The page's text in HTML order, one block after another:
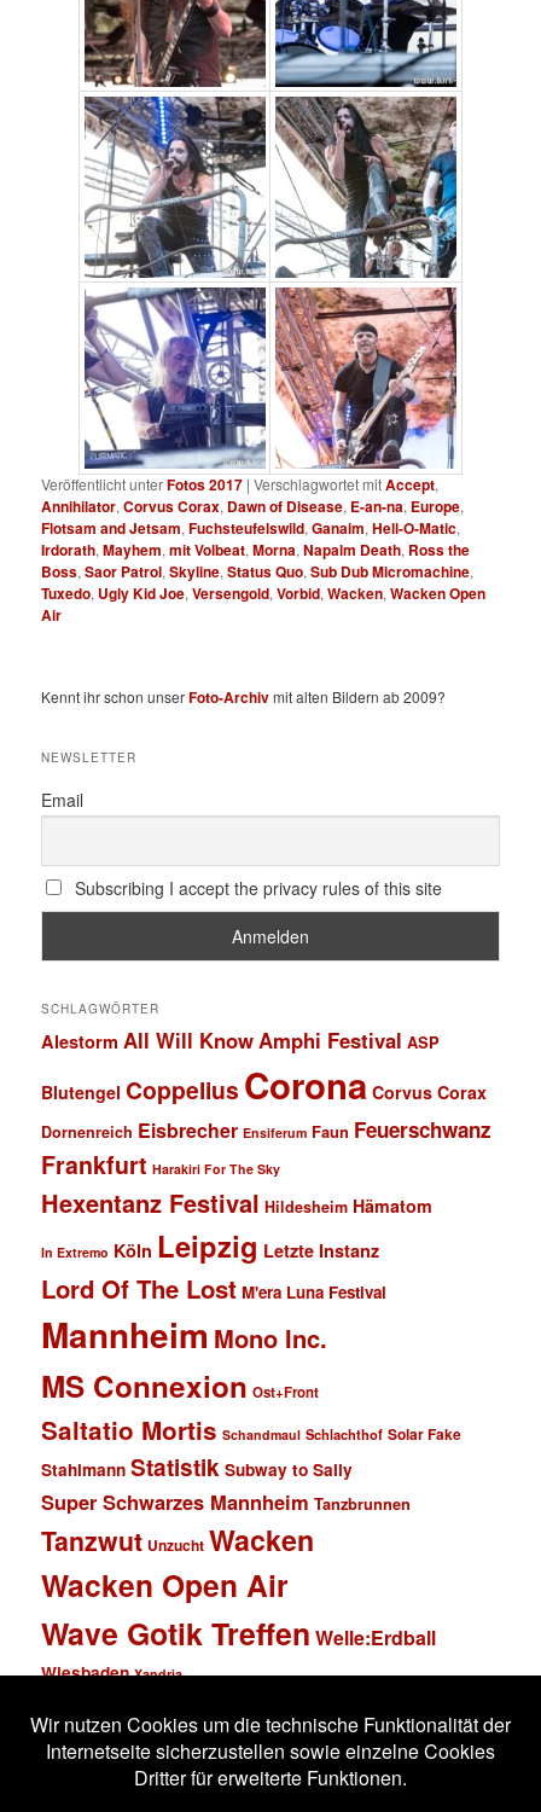
Veröffentlicht unterFotos 2017 |Verschlagwortet mitAccept,
Annihilator,Corvus Corax, Dawn of Disease, E-an-na, Europe,
Flotsam and Jetsam,Fuchsteufelswild,Ganaim,Hell-O-Matic,
Irdorath,Mayhem,mit Volbeat,Morna,Napalm Death, Ross the
Boss,Saor Patrol,Skyline,Status Quo,Sub Dub Micromachine,
Tuxedo, Ugly Kid Joe,Versengold,Vorbid,Wacken,Wacken Open
Air
Kennt ihr schon unserFoto-Archivmit alten Bildern ab 2009?
NEWSLETTER
Email
Subscribing I accept the privacy rules of this site
SCHLAGWÖRTER
Alestorm All Will KnowAmphi Festival ASP
Blutengel Coppelius Corona Corvus Corax
Dornenreich Eisbrecher Ensiferum Faun Feuerschwanz
Frankfurt Harakiri For The Sky
Hexentanz Festival Hildesheim Hämatom
In Extremo Köln Leipzig Letzte Instanz
Lord Of The Lost M'era Luna Festival
Mannheim Mono Inc.
MS Connexion Ost+Front
Saltatio Mortis Schandmaul Schlachthof Solar Fake
Stahlmann Statistik Subway to Sally
Super Schwarzes Mannheim Tanzbrunnen
Tanzwut Unzucht Wacken
Wacken Open Air
Wave Gotik Treffen Welle:Erdball
Wiesbaden Xandria
Impressum